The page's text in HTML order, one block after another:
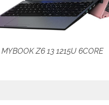
Z6 13 1215U 6CORE